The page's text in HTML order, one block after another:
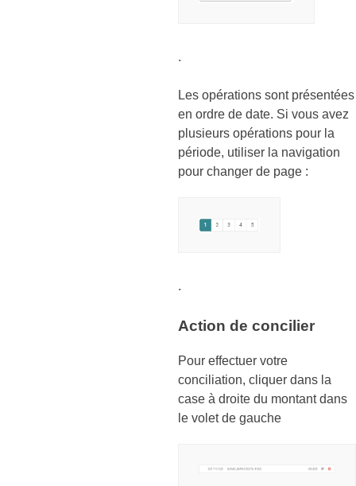
.
Les opérations sont présentées
en ordre de date. Si vous avez
plusieurs opérations pour la
période, utiliser la navigation
pour changer de page :
.
Action de concilier
Pour effectuer votre
conciliation, cliquer dans la
case à droite du montant dans
le volet de gauche